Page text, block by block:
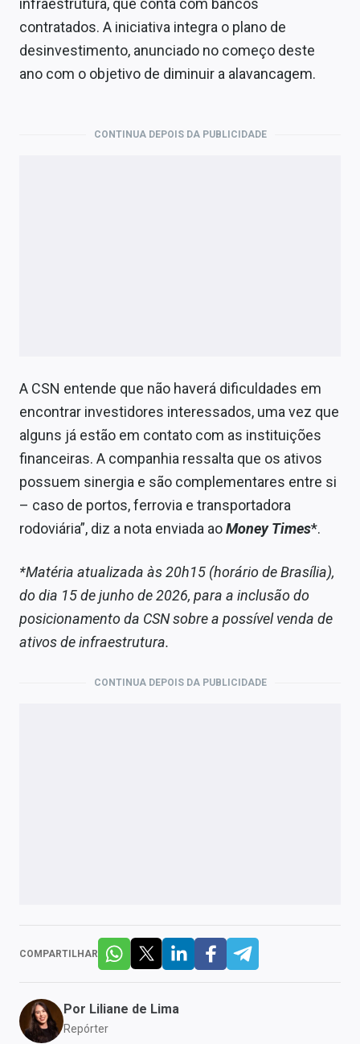
infraestrutura, que conta com bancos
contratados. A iniciativa integra o plano de
desinvestimento, anunciado no começo deste
ano com o objetivo de diminuir a alavancagem.
CONTINUA DEPOIS DA PUBLICIDADE
A CSN entende que não haverá dificuldades em
encontrar investidores interessados, uma vez que
alguns já estão em contato com as instituições
financeiras. A companhia ressalta que os ativos
possuem sinergia e são complementares entre si
– caso de portos, ferrovia e transportadora
rodoviária”, diz a nota enviada aoMoney Times*.
*Matéria atualizada às 20h15 (horário de Brasília),
do dia 15 de junho de 2026, para a inclusão do
posicionamento da CSN sobre a possível venda de
ativos de infraestrutura.
CONTINUA DEPOIS DA PUBLICIDADE
COMPARTILHAR
Por Liliane de Lima
Repórter